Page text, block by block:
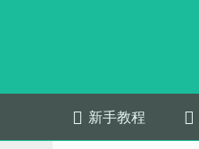
新手教程